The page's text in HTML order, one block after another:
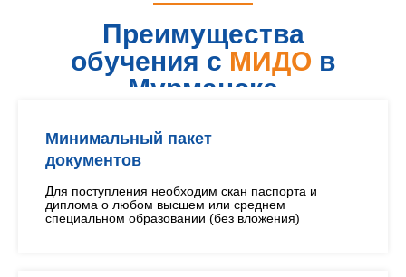
Преимущества
обучения с МИДО в
Мурманске
Минимальный пакет
документов
Для поступления необходим скан паспорта и
диплома о любом высшем или среднем
специальном образовании (без вложения)